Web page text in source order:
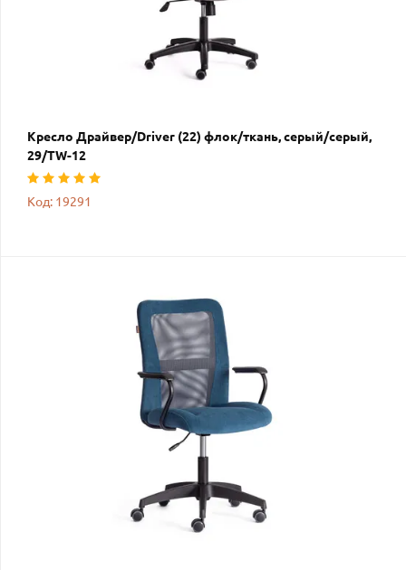
Кресло Драйвер/Driver (22) флок/ткань, серый/серый,
29/TW-12
Код: 19291